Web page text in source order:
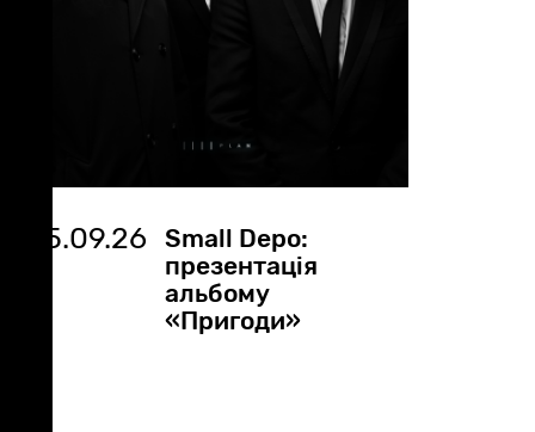
25.09.26
Small Depo:
презентація
альбому
«Пригоди»